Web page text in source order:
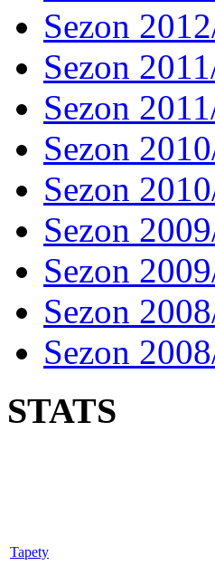
Sezon
Sezon
Sezon
Sezon
Sezon
Sezon
Sezon
Sezon
Sezon
STATS
Tapety